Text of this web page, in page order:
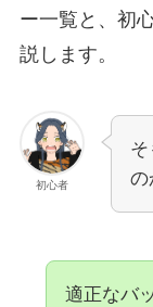
ー一覧と、初
説します。
初心者
の
適正なバ